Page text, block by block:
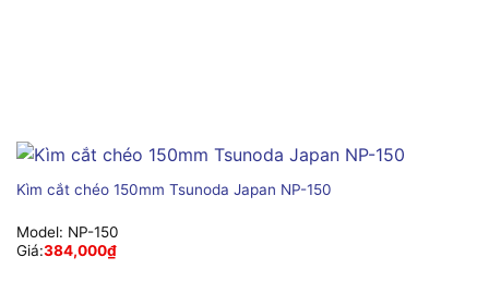
Kìm cắt chéo 150mm Tsunoda Japan NP-150
Model: NP-150
Giá:384,000₫